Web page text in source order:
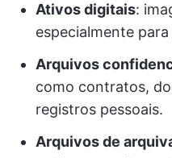
Ativos digitais:
especialmente
Arquivos
como contratos,
registros pessoais.
Arquivos de